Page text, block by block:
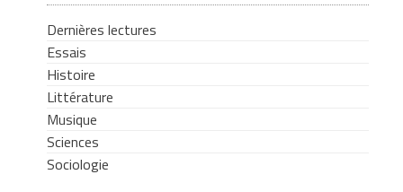
Dernières lectures
Essais
Histoire
Littérature
Musique
Sciences
Sociologie